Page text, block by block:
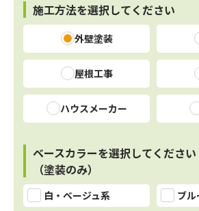
施工方法を選択してください
外壁塗装
屋根工事
ハウスメーカー
ベースカラーを選択してください
（塗装のみ）
白・ベージュ系 ブ